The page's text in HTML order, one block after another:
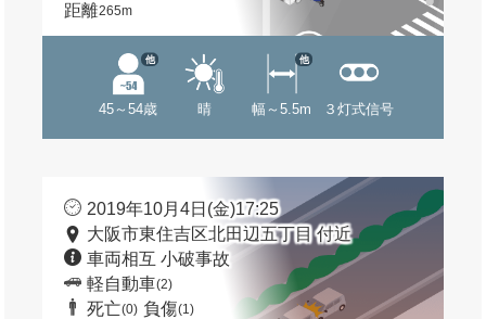
距離265m
45～54歳
他
晴 幅～5.5m
他
３灯式信号
2019年10月4日(金)17:25
大阪市東住吉区北田辺五丁目 付近
車両相互 小破事故
軽自動車(2)
死亡(0) 負傷(1)